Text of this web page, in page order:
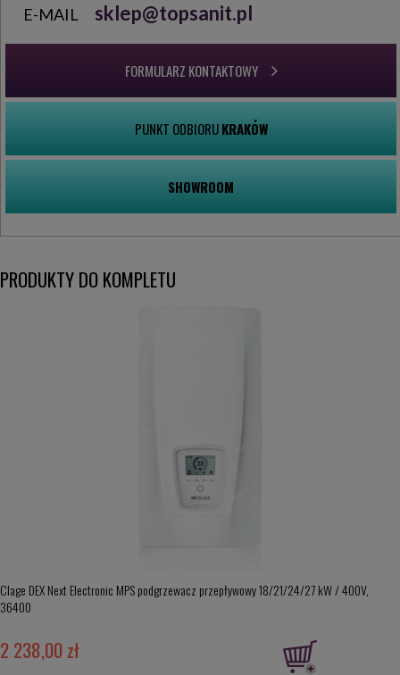
E-MAIL sklep@topsanit.pl
FORMULARZ KONTAKTOWY
PUNKT ODBIORUKRAKÓW
SHOWROOM
PRODUKTY DO KOMPLETU
Clage DEX Next Electronic MPS podgrzewacz przepływowy 18/21/24/27 kW / 400V,
36400
2 238,00 zł